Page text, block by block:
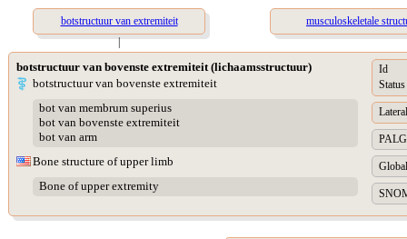
botstructuur van extremiteit
musculoskeletale
|
botstructuur van bovenste extremiteit (lichaamsstructuur)
botstructuur van bovenste extremiteit
bot van membrum superius
bot van bovenste extremiteit
bot van arm
Bone structure of upper limb
Bone of upper extremity
Id
Status